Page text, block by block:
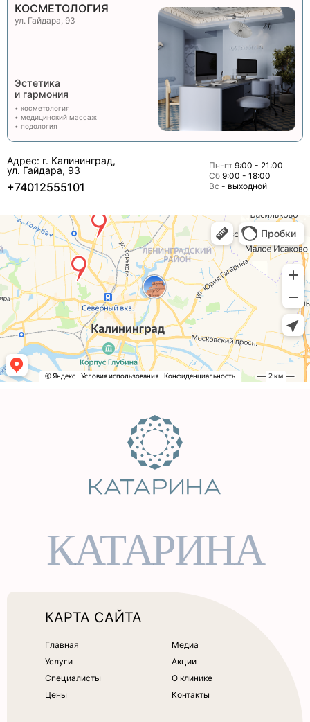
КОСМЕТОЛОГИЯ
ул. Гайдара, 93
Эстетика
и гармония
• косметология
• медицинский массаж
• подология
Адрес: г. Калининград,
ул. Гайдара, 93
+74012555101
Пн-пт 9:00 - 21:00
Сб 9:00 - 18:00
Вс - выходной
КАТАРИНА
КАРТА САЙТА
Главная
Услуги
Специалисты
Цены
Медиа
Акции
О клинике
Контакты